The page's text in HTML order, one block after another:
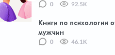
0 92.5K
Книги по психологии
мужчин
0 46.1K